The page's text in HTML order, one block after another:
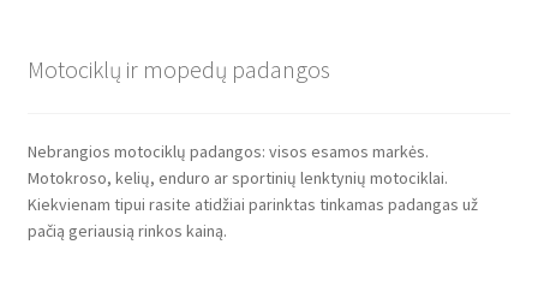
Motociklų ir mopedų padangos
Nebrangios motociklų padangos: visos esamos markės.
Motokroso, kelių, enduro ar sportinių lenktynių motociklai.
Kiekvienam tipui rasite atidžiai parinktas tinkamas padangas už
pačią geriausią rinkos kainą.